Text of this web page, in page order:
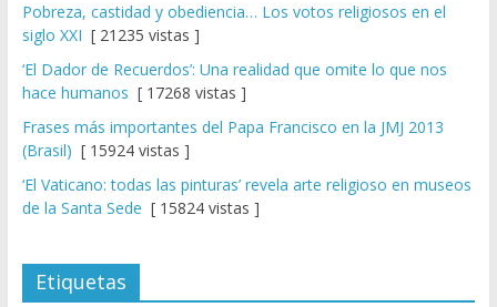
Pobreza, castidad y obediencia… Los votos religiosos en el
siglo XXI [ 21235 vistas ]
‘El Dador de Recuerdos’: Una realidad que omite lo que nos
hace humanos [ 17268 vistas ]
Frases más importantes del Papa Francisco en la JMJ 2013
(Brasil) [ 15924 vistas ]
‘El Vaticano: todas las pinturas’ revela arte religioso en museos
de la Santa Sede [ 15824 vistas ]
Etiquetas